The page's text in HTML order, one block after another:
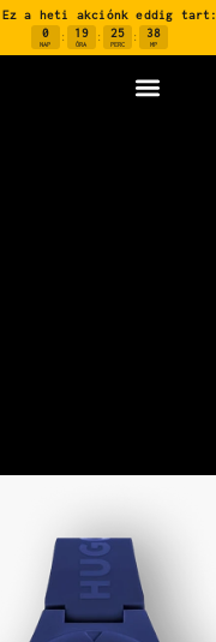
Ez a heti akciónk eddig tart:
0
NAP
: 19
ÓRA
: 25
PERC
: 37
MP